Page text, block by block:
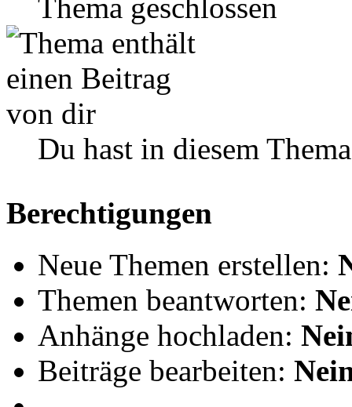
Thema geschlossen
Du hast in diesem
Berechtigungen
Neue Themen erstellen:
Themen beantworten:
Anhänge hochladen:
Beiträge bearbeiten: